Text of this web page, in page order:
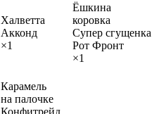
Халветта
Акконд
×1
Ёшкина
коровка
Супер сгущенка
Рот Фронт
×1
Карамель
на палочке
Конфитрейд